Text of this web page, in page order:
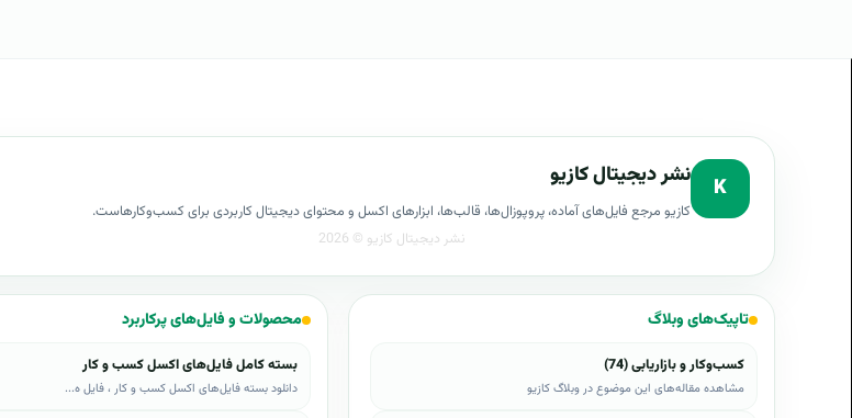
K نشر دیجیتال کازیو
کازیو مرجع فایل‌های آماده، پروپوزال‌ها، قالب‌ها، ابزارهای اکسل و محتوای دیجیتال کاربردی برای کسب‌وکارهاست.
تاپیک‌های وبلاگ
کسب‌وکار و بازاریابی (74)
مشاهده مقاله‌های این موضوع در وبلاگ کازیو
محصولات و فایل‌های پرکاربرد
بسته کامل فایل‌های اکسل کسب و کار
دانلود بسته فایل‌های اکسل کسب و کار ، فایل ه...